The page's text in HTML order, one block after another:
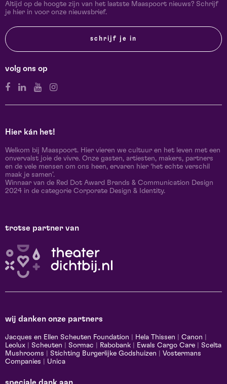
Altijd op de hoogte zijn van het laatste Maaspoort nieuws? Schrijf
je hier in voor onze nieuwsbrief.
schrijf je in
volg ons op
Hier kán het!
Welkom bij Maaspoort. Hier vieren we cultuur en het leven met een
onvervalst joie de vivre. Onze gasten, artiesten, makers, partners
en de vele mensen om ons heen, ervaren hier ‘het echte verschil
maak je samen’.
Winnaar van de Red Dot Award Brands & Communication Design
2024 in de categorie Corporate Design & Identity.
trotse partner van
wij danken onze partners
Jacques en Ellen Scheuten Foundation Hela Thissen Canon
Leolux
Scheuten Sormac Rabobank Ewals Cargo Care
Scelta
Mushrooms
Stichting Burgerlijke Godshuizen
Vostermans
Companies
Unica